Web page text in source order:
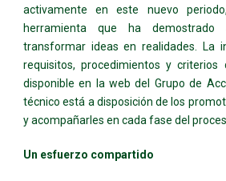
activamente en este nuevo
herramienta que ha demostrado
transformar ideas en realidades. La
requisitos, procedimientos y criterios
disponible en la web del Grupo de
técnico está a disposición de los
y acompañarles en cada fase del
Un esfuerzo compartido